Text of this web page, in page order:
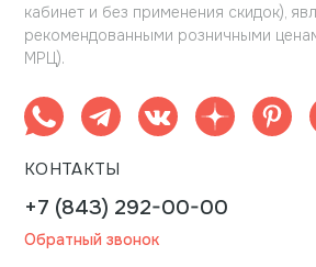
кабинет и без применения скидок),
рекомендованными розничными
МРЦ).
КОНТАКТЫ
+7 (843) 292-00-00
Обратный звонок